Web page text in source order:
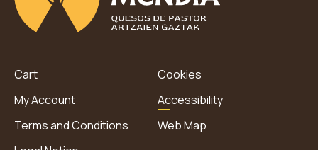
Cart
My Account
Terms and Conditions
Cookies
Accessibility
Web Map